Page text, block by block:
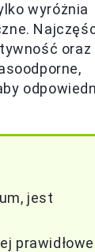
wyróżnia
oraz
jest
prawidłowe